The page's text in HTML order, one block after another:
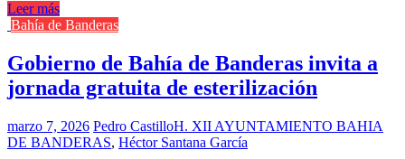
Leer más
Bahía de Banderas
Gobierno de Bahía de Banderas invita a
jornada gratuita de esterilización
marzo 7, 2026 Pedro CastilloH. XII AYUNTAMIENTO BAHIA
DE BANDERAS, Héctor Santana García